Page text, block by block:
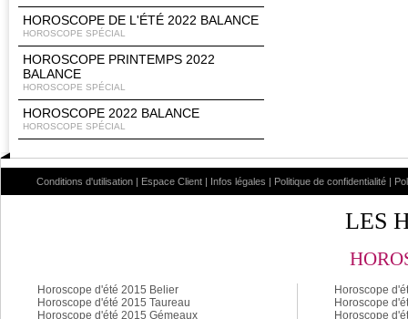
HOROSCOPE DE L'ÉTÉ 2022 BALANCE
HOROSCOPE SPÉCIAL
HOROSCOPE PRINTEMPS 2022
BALANCE
HOROSCOPE SPÉCIAL
HOROSCOPE 2022 BALANCE
HOROSCOPE SPÉCIAL
Conditions d'utilisation | Espace Client | Infos légales | Politique de confidentialité |
LES
Horoscope d'été 2015 Belier
Horoscope d'été 2015 Taureau
Horoscope d'été 2015 Gémeaux
Horoscope
Horoscope
Horoscope